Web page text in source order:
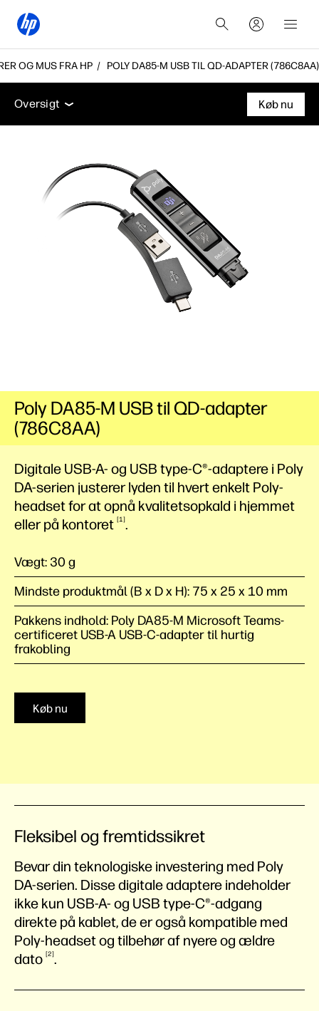
OG MUS FRA HP POLY DA85-M USB TIL QD-ADAPTER (786C8AA)
Oversigt Funktioner Tekniske specifikationer
Oversigt
Funktioner
Tekniske specifikationer
Køb nu
Digitale USB-A- og USB type-C®-adaptere i Poly
DA-serien justerer lyden til hvert enkelt Poly-
headset for at opnå kvalitetsopkald i hjemmet
eller på kontoret 1 .
Vægt: 30 g
Mindste produktmål (B x D x H): 75 x 25 x 10 mm
Pakkens indhold: Poly DA85-M Microsoft Teams-
certificeret USB-A USB-C-adapter til hurtig
frakobling
Køb nu
Poly DA85-M USB til QD-adapter
(786C8AA)
Fleksibel og fremtidssikret
Bevar din teknologiske investering med Poly
DA-serien. Disse digitale adaptere indeholder
ikke kun USB-A- og USB type-C®-adgang
direkte på kablet, de er også kompatible med
Poly-headset og tilbehør af nyere og ældre
dato
2 .